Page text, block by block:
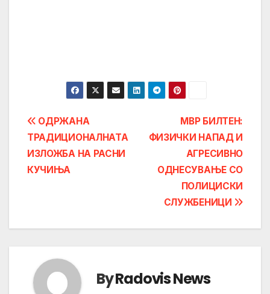
Post
navigation
МВР БИЛТЕН:
ФИЗИЧКИ НАПАД И
АГРЕСИВНО
ОДНЕСУВАЊЕ СО
ПОЛИЦИСКИ
СЛУЖБЕНИЦИ
ОДРЖАНА
ТРАДИЦИОНАЛНАТА
ИЗЛОЖБА НА РАСНИ
КУЧИЊА
ByRadovis News